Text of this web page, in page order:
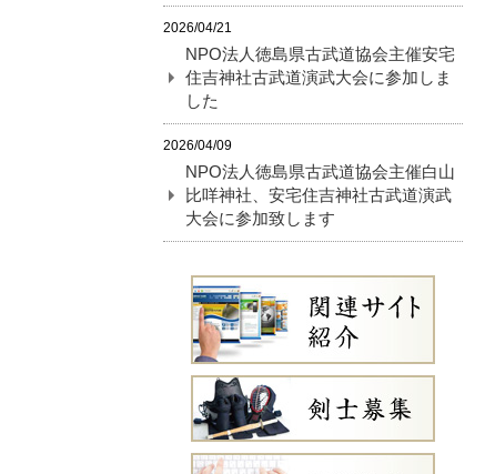
2026/04/21
NPO法人徳島県古武道協会主催安宅
住吉神社古武道演武大会に参加しま
した
2026/04/09
NPO法人徳島県古武道協会主催白山
比咩神社、安宅住吉神社古武道演武
大会に参加致します